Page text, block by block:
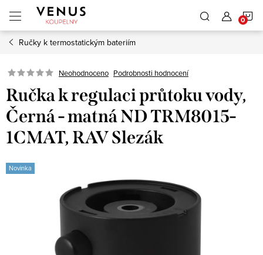
obsah
Ručky k termostatickým bateriím
Neohodnoceno Podrobnosti hodnocení
Ručka k regulaci průtoku vody,
Černá - matná ND TRM8015-
1CMAT, RAV Slezák
Novinka